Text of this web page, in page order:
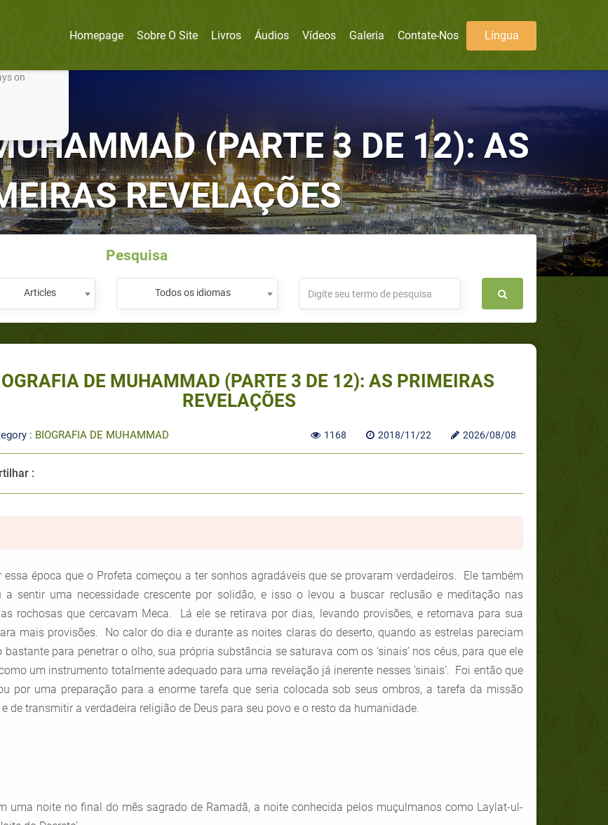
improve it.
on
Homepage Sobre O Site Livros Áudios Vídeos Galeria Contate-Nos Língua
(PARTE 3 DE 12): AS
REVELAÇÕES
Pesquisa
Articles Todos os idiomas
DE MUHAMMAD (PARTE 3 DE 12): AS PRIMEIRAS
REVELAÇÕES
: BIOGRAFIA DE MUHAMMAD 1168 2018/11/22 2026/08/08
:
essa época que o Profeta começou a ter sonhos agradáveis que se provaram verdadeiros. Ele também
a sentir uma necessidade crescente por solidão, e isso o levou a buscar reclusão e meditação nas
rochosas que cercavam Meca. Lá ele se retirava por dias, levando provisões, e retornava para sua
mais provisões. No calor do dia e durante as noites claras do deserto, quando as estrelas pareciam
bastante para penetrar o olho, sua própria substância se saturava com os ‘sinais’ nos céus, para que ele
um instrumento totalmente adequado para uma revelação já inerente nesses ‘sinais’. Foi então que
por uma preparação para a enorme tarefa que seria colocada sob seus ombros, a tarefa da missão
de transmitir a verdadeira religião de Deus para seu povo e o resto da humanidade.
uma noite no final do mês sagrado de Ramadã, a noite conhecida pelos muçulmanos como Laylat-ul-